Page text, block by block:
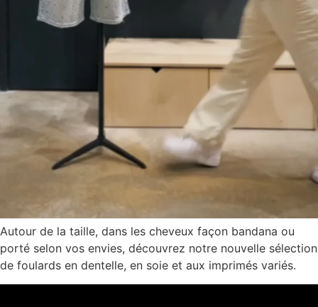
Autour de la taille, dans les cheveux façon bandana ou
porté selon vos envies, découvrez notre nouvelle sélection
de foulards en dentelle, en soie et aux imprimés variés.